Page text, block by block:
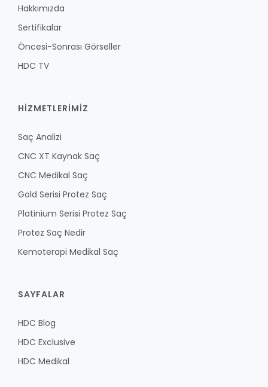
Hakkımızda
Sertifikalar
Öncesi-Sonrası Görseller
HDC TV
HİZMETLERİMİZ
Saç Analizi
CNC XT Kaynak Saç
CNC Medikal Saç
Gold Serisi Protez Saç
Platinium Serisi Protez Saç
Protez Saç Nedir
Kemoterapi Medikal Saç
SAYFALAR
HDC Blog
HDC Exclusive
HDC Medikal